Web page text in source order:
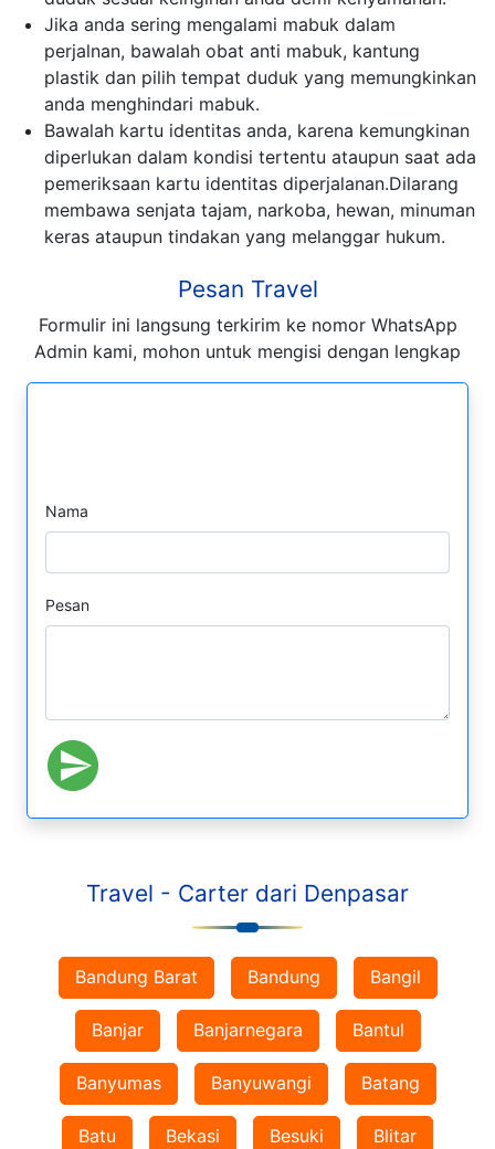
Jika anda sering mengalami mabuk dalam
perjalnan, bawalah obat anti mabuk, kantung
plastik dan pilih tempat duduk yang memungkinkan
anda menghindari mabuk.
Bawalah kartu identitas anda, karena kemungkinan
diperlukan dalam kondisi tertentu ataupun saat ada
pemeriksaan kartu identitas diperjalanan.Dilarang
membawa senjata tajam, narkoba, hewan, minuman
keras ataupun tindakan yang melanggar hukum.
Pesan Travel
Formulir ini langsung terkirim ke nomor WhatsApp
Admin kami, mohon untuk mengisi dengan lengkap
Nama
Pesan
Travel - Carter dari Denpasar
Bandung Barat Bandung Bangil
Banjar Banjarnegara Bantul
Banyumas Banyuwangi Batang
Batu Bekasi Besuki Blitar